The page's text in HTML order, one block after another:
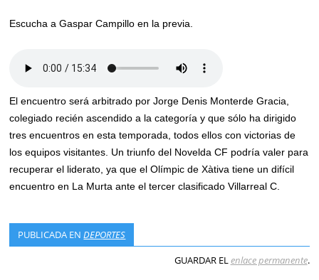
Escucha a Gaspar Campillo en la previa.
El encuentro será arbitrado por Jorge Denis Monterde Gracia,
colegiado recién ascendido a la categoría y que sólo ha dirigido
tres encuentros en esta temporada, todos ellos con victorias de
los equipos visitantes. Un triunfo del Novelda CF podría valer para
recuperar el liderato, ya que el Olímpic de Xàtiva tiene un difícil
encuentro en La Murta ante el tercer clasificado Villarreal C.
PUBLICADA ENDEPORTES
GUARDAR ELenlace permanente.